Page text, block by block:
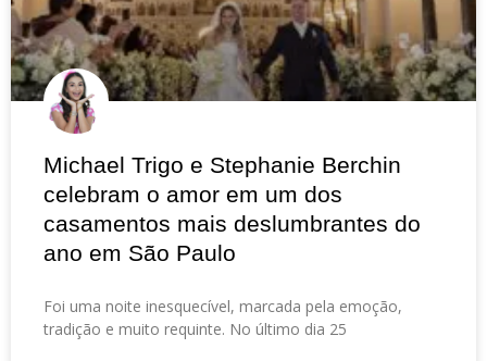
Michael Trigo e Stephanie Berchin
celebram o amor em um dos
casamentos mais deslumbrantes do
ano em São Paulo
Foi uma noite inesquecível, marcada pela emoção,
tradição e muito requinte. No último dia 25